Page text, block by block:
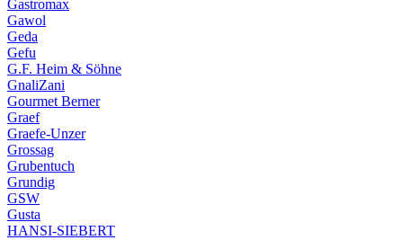
Gastromax
Gawol
Geda
Gefu
G.F. Heim & Söhne
GnaliZani
Gourmet Berner
Graef
Graefe-Unzer
Grossag
Grubentuch
Grundig
GSW
Gusta
HANSI-SIEBERT